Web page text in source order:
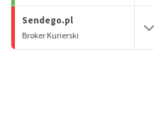
Sendego.pl
Broker Kurierski